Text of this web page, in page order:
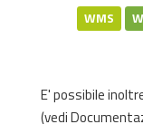
WMS
E' possibile
(vedi